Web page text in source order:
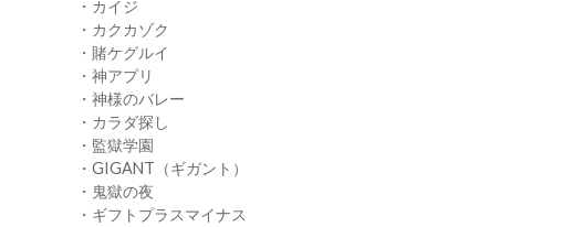
・カイジ
・カクカゾク
・賭ケグルイ
・神アプリ
・神様のバレー
・カラダ探し
・監獄学園
・GIGANT（ギガント）
・鬼獄の夜
・ギフトプラスマイナス